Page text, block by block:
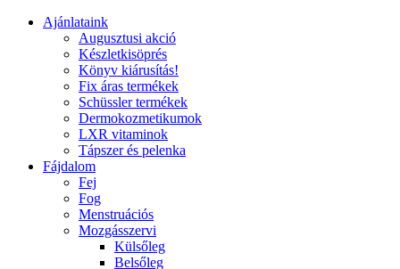
Ajánlataink
Augusztusi akció
Készletkisöprés
Könyv kiárusítás!
Fix áras termékek
Schüssler termékek
Dermokozmetikumok
LXR vitaminok
Tápszer és pelenka
Fájdalom
Fej
Fog
Menstruációs
Mozgásszervi
Külsőleg
Belsőleg